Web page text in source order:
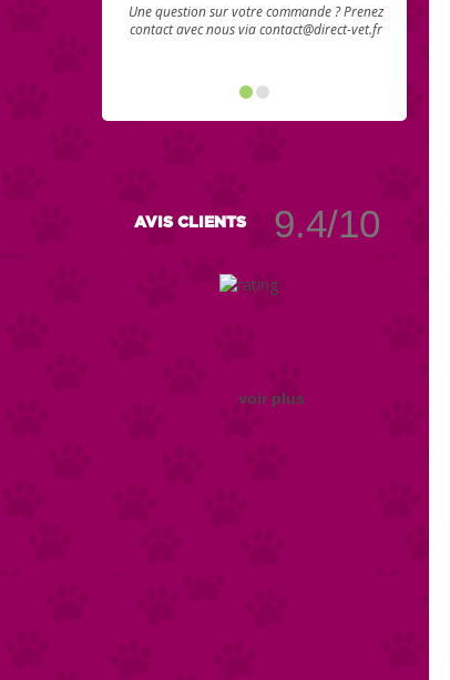
Une question sur votre commande ? Prenez
contact avec nous via contact@direct-vet.fr
AVIS CLIENTS 9.4/10
voir plus